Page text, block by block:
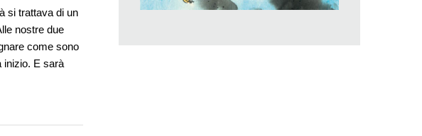
si trattava di un
nostre due
come sono
inizio. E sarà